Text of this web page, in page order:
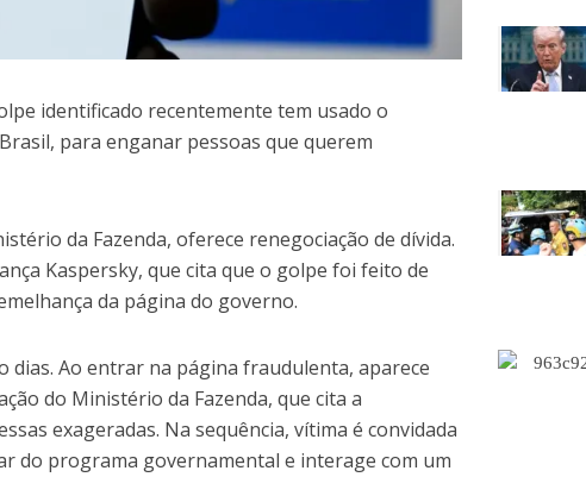
identificado recentemente tem usado o
para enganar pessoas que querem
da Fazenda, oferece renegociação de dívida.
Kaspersky, que cita que o golpe foi feito de
da página do governo.
dias. Ao entrar na página fraudulenta, aparece
do Ministério da Fazenda, que cita a
exageradas. Na sequência, vítima é convidada
do programa governamental e interage com um